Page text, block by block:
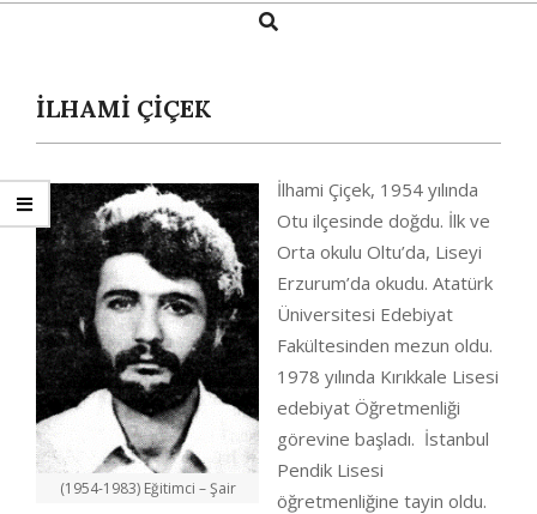
Search
İLHAMİ ÇİÇEK
(1954-1983) Eğitimci – Şair
İlhami Çiçek, 1954 yılında
Otu ilçesinde doğdu. İlk ve
Orta okulu Oltu’da, Liseyi
Erzurum’da okudu. Atatürk
Üniversitesi Edebiyat
Fakültesinden mezun oldu.
1978 yılında Kırıkkale Lisesi
edebiyat Öğretmenliği
görevine başladı. İstanbul
Pendik Lisesi
öğretmenliğine tayin oldu.